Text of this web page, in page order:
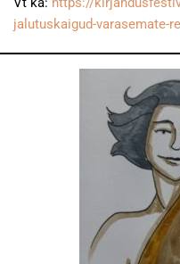
jalutuskaigud-varasemate-